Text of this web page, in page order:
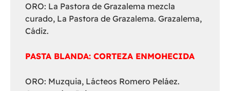
ORO: La Pastora de Grazalema mezcla
curado, La Pastora de Grazalema. Grazalema,
Cádiz.
PASTA BLANDA: CORTEZA ENMOHECIDA
ORO: Muzquia, Lácteos Romero Peláez.